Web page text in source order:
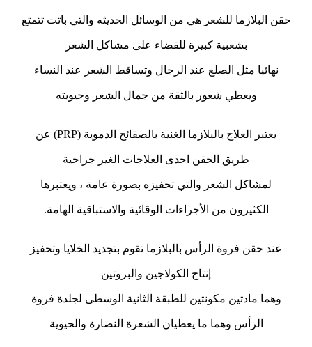
حقن البلازما للشعر هي من الوسائل الحديثه والتي باتت تتمتع
بشعبية كبيرة للقضاء على مشاكل الشعر
نهائيا مثل الصلع عند الرجال وتساقط الشعر عند النساء
ويعطي شعور بالثقة من جمال الشعر وحيويته
يعتبر العلاج بالبلازما الغنية بالصفائح الدموية (PRP) عن
طريق الحقن احدى العلاجات الغير جراحية
لمشاكل الشعر والتي تحفيزه بصورة عامة ، ويعتبرها
الكثيرون من الأجراءات الوقائية والاستباقية الهامة.
عند حقن فروة الرأس بالبلازما تقوم بتجديد الخلايا وتحفيز
إنتاج الكولاجين والبروتين
وهما مادتين مكونتين للطبقة الثانية الوسطى لجلدة فروة
الرأس وهما ما يعطيان الشعرة النضارة والحيوية